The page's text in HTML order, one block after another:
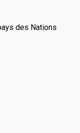
des Nations